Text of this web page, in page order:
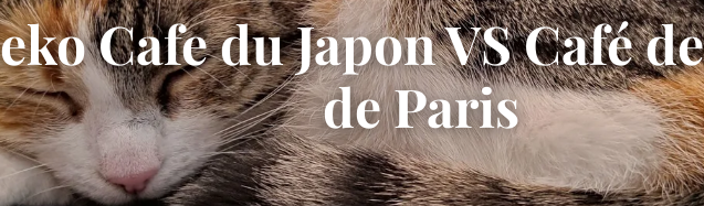
Cafe du Japon VS Café
de Paris